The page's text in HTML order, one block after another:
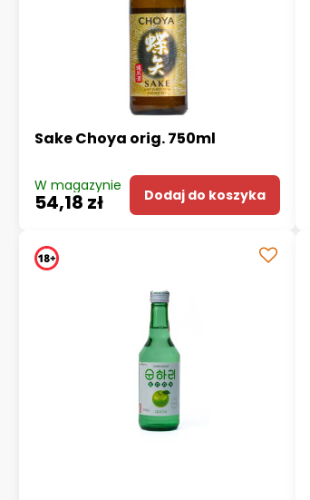
Sake Choya orig. 750ml
W magazynie
54,18 zł Dodaj do koszyka